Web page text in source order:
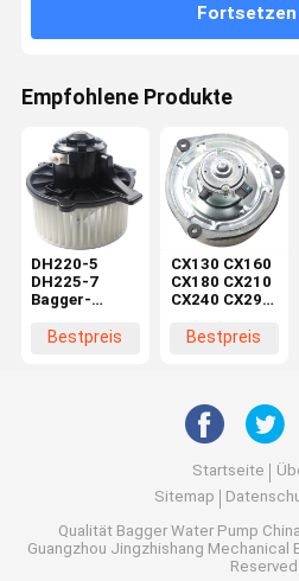
Fortsetzen
Empfohlene Produkte
DH220-5
DH225-7
Bagger-
K1040112
Bestpreis
CX130 CX160
CX180 CX210
CX240 CX290
Bestpreis
Startseite
Sitemap
Qualität Bagger Water Pump
Guangzhou Jingzhishang Mechanical
Reserved.